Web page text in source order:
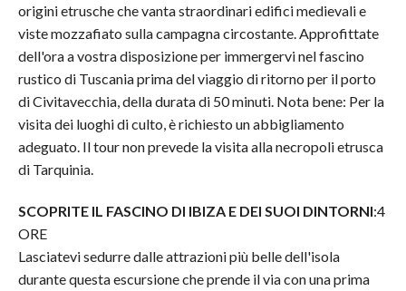
origini etrusche che vanta straordinari edifici medievali e
viste mozzafiato sulla campagna circostante. Approfittate
dell'ora a vostra disposizione per immergervi nel fascino
rustico di Tuscania prima del viaggio di ritorno per il porto
di Civitavecchia, della durata di 50 minuti. Nota bene: Per la
visita dei luoghi di culto, è richiesto un abbigliamento
adeguato. Il tour non prevede la visita alla necropoli etrusca
di Tarquinia.
SCOPRITE IL FASCINO DI IBIZA E DEI SUOI DINTORNI:4
ORE
Lasciatevi sedurre dalle attrazioni più belle dell'isola
durante questa escursione che prende il via con una prima